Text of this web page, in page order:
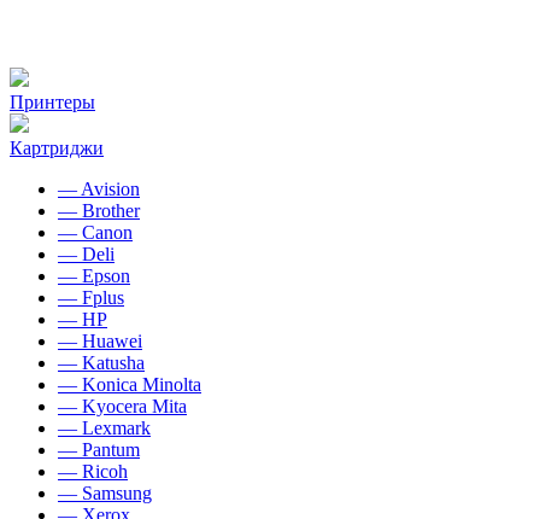
Принтеры
Картриджи
— Avision
— Brother
— Canon
— Deli
— Epson
— Fplus
— HP
— Huawei
— Katusha
— Konica Minolta
— Kyocera Mita
— Lexmark
— Pantum
— Ricoh
— Samsung
— Xerox